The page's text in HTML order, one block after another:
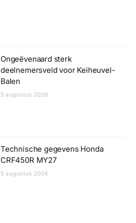
Ongeëvenaard sterk
deelnemersveld voor Keiheuvel-
Balen
5 augustus 2026
Technische gegevens Honda
CRF450R MY27
5 augustus 2026